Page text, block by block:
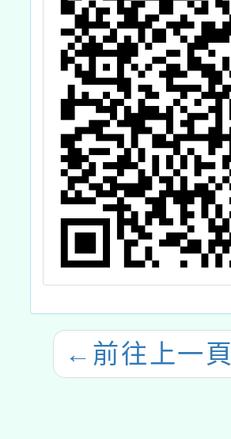
← 前往上一頁